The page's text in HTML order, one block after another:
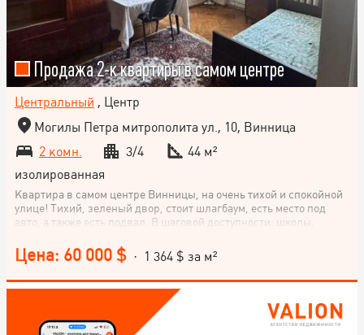
Продажа 2-к квартиры в самом центре
Центральный , Центр
Могилы Петра митрополита ул., 10, Винница
2 комн.
3/4
44 м²
изолированная
Квартира в самом центре Винницы, на очень тихой и спокойной
улице! Тихий, зеленый двор, стоит шлагбаум, есть место под
авто, а также есть подвал. В шаговой доступности: школы,
театры, музеи, остановки общественного транспорта и вся
инфраструктура города. Звоните!
Цена: 60 000 $ · 1 364 $ за м²